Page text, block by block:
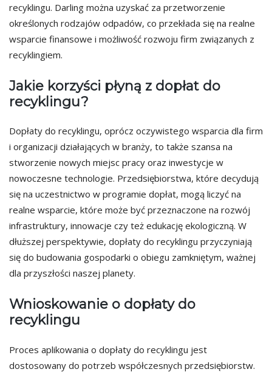
recyklingu. Darling można uzyskać za przetworzenie
określonych rodzajów odpadów, co przekłada się na realne
wsparcie finansowe i możliwość rozwoju firm związanych z
recyklingiem.
Jakie korzyści płyną z dopłat do
recyklingu?
Dopłaty do recyklingu, oprócz oczywistego wsparcia dla firm
i organizacji działających w branży, to także szansa na
stworzenie nowych miejsc pracy oraz inwestycje w
nowoczesne technologie. Przedsiębiorstwa, które decydują
się na uczestnictwo w programie dopłat, mogą liczyć na
realne wsparcie, które może być przeznaczone na rozwój
infrastruktury, innowacje czy też edukację ekologiczną. W
dłuższej perspektywie, dopłaty do recyklingu przyczyniają
się do budowania gospodarki o obiegu zamkniętym, ważnej
dla przyszłości naszej planety.
Wnioskowanie o dopłaty do
recyklingu
Proces aplikowania o dopłaty do recyklingu jest
dostosowany do potrzeb współczesnych przedsiębiorstw.